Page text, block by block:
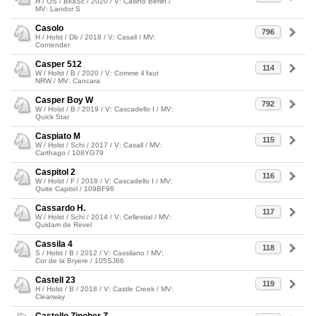
MV: Landor S
796
Casolo
H / Holst / Db / 2018 / V: Casall / MV:
Contender
114
Casper 512
W / Holst / B / 2020 / V: Comme il faut
NRW / MV: Cancara
792
Casper Boy W
W / Holst / B / 2019 / V: Cascadello I / MV:
Quick Star
115
Caspiato M
W / Holst / Schi / 2017 / V: Casall / MV:
Carthago / 108YG79
116
Caspitol 2
W / Holst / F / 2018 / V: Cascadello I / MV:
Quite Capitol / 109BF96
117
Cassardo H.
W / Holst / Schi / 2014 / V: Cellestial / MV:
Quidam de Revel
118
Cassila 4
S / Holst / B / 2012 / V: Cassilano / MV:
Cor de la Bryere / 105SJ66
119
Castell 23
H / Holst / B / 2018 / V: Castle Creek / MV:
Clearway